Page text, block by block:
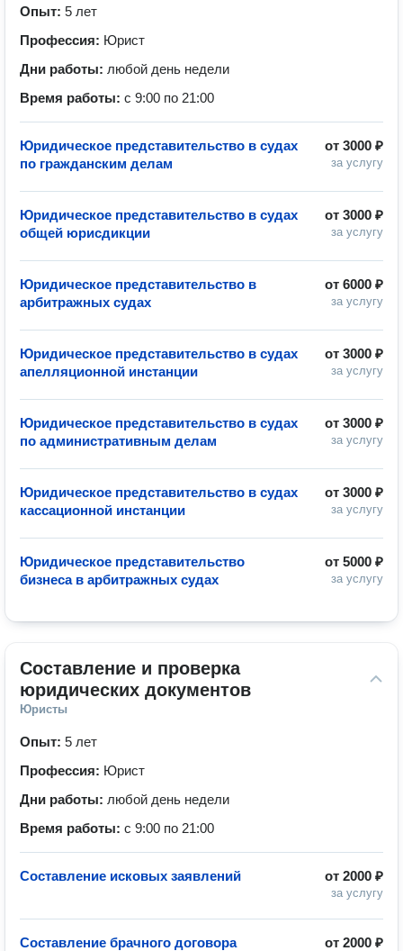
Опыт: 5 лет
Профессия: Юрист
Дни работы: любой день недели
Время работы: с 9:00 по 21:00
от 3000 ₽
за услугу
Юридическое представительство в судах
по гражданским делам
от 3000 ₽
за услугу
Юридическое представительство в судах
общей юрисдикции
от 6000 ₽
за услугу
Юридическое представительство в
арбитражных судах
от 3000 ₽
за услугу
Юридическое представительство в судах
апелляционной инстанции
от 3000 ₽
за услугу
Юридическое представительство в судах
по административным делам
от 3000 ₽
за услугу
Юридическое представительство в судах
кассационной инстанции
от 5000 ₽
за услугу
Юридическое представительство
бизнеса в арбитражных судах
Составление и проверка
юридических документов
Юристы
Опыт: 5 лет
Профессия: Юрист
Дни работы: любой день недели
Время работы: с 9:00 по 21:00
от 2000 ₽
за услугу
Составление исковых заявлений
от 2000 ₽
Составление брачного договора